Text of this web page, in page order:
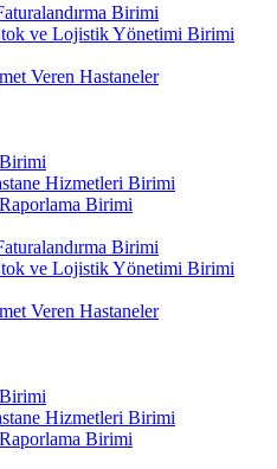
Birimi
ve Lojistik Yönetimi Birimi
Veren Hastaneler
Hizmetleri Birimi
Birimi
Birimi
ve Lojistik Yönetimi Birimi
Veren Hastaneler
Hizmetleri Birimi
Birimi